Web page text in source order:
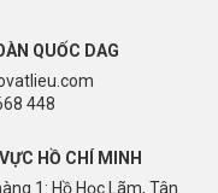
QUỐC DAG
448
HỒ CHÍ MINH
1: Hồ Học Lãm, Tân